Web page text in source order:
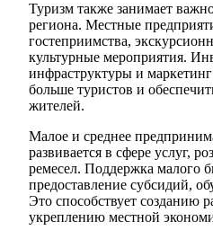
Туризм также занимает
региона. Местные
гостеприимства,
культурные мероприятия.
инфраструктуры и
больше туристов и
жителей.
Малое и среднее
развивается в сфере услуг,
ремесел. Поддержка малого
предоставление субсидий,
Это способствует созданию
укреплению местной